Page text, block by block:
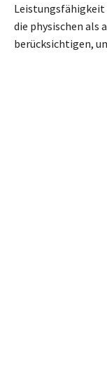
die physischen als
berücksichtigen,